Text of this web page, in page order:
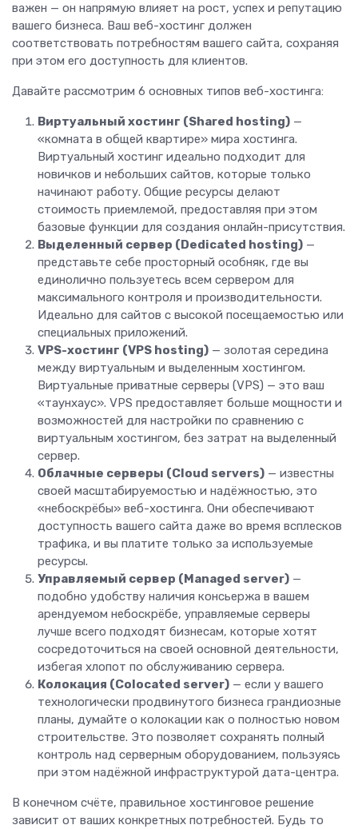
важен — он напрямую влияет на рост, успех и репутацию
вашего бизнеса. Ваш веб-хостинг должен
соответствовать потребностям вашего сайта, сохраняя
при этом его доступность для клиентов.
Давайте рассмотрим 6 основных типов веб-хостинга:
Виртуальный хостинг (Shared hosting) —
«комната в общей квартире» мира хостинга.
Виртуальный хостинг идеально подходит для
новичков и небольших сайтов, которые только
начинают работу. Общие ресурсы делают
стоимость приемлемой, предоставляя при этом
базовые функции для создания онлайн-присутствия.
Выделенный сервер (Dedicated hosting) —
представьте себе просторный особняк, где вы
единолично пользуетесь всем сервером для
максимального контроля и производительности.
Идеально для сайтов с высокой посещаемостью или
специальных приложений.
VPS-хостинг (VPS hosting) — золотая середина
между виртуальным и выделенным хостингом.
Виртуальные приватные серверы (VPS) — это ваш
«таунхаус». VPS предоставляет больше мощности и
возможностей для настройки по сравнению с
виртуальным хостингом, без затрат на выделенный
сервер.
Облачные серверы (Cloud servers) — известны
своей масштабируемостью и надёжностью, это
«небоскрёбы» веб-хостинга. Они обеспечивают
доступность вашего сайта даже во время всплесков
трафика, и вы платите только за используемые
ресурсы.
Управляемый сервер (Managed server) —
подобно удобству наличия консьержа в вашем
арендуемом небоскрёбе, управляемые серверы
лучше всего подходят бизнесам, которые хотят
сосредоточиться на своей основной деятельности,
избегая хлопот по обслуживанию сервера.
Колокация (Colocated server) — если у вашего
технологически продвинутого бизнеса грандиозные
планы, думайте о колокации как о полностью новом
строительстве. Это позволяет сохранять полный
контроль над серверным оборудованием, пользуясь
при этом надёжной инфраструктурой дата-центра.
В конечном счёте, правильное хостинговое решение
зависит от ваших конкретных потребностей. Будь то